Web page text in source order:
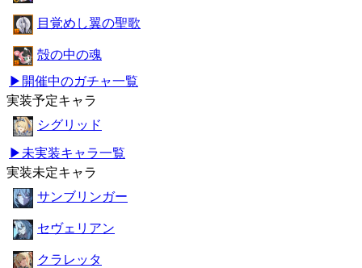
目覚めし翼の聖歌
殻の中の魂
▶開催中のガチャ一覧
実装予定キャラ
シグリッド
▶未実装キャラ一覧
実装未定キャラ
サンブリンガー
セヴェリアン
クラレッタ